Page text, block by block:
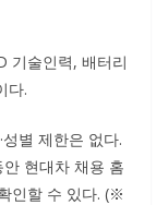
기술인력, 배터리
다.
별 제한은 없다.
현대차 채용 홈
인할 수 있다. (※